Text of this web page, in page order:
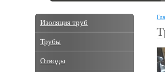
Изоляция труб
Трубы
Отводы